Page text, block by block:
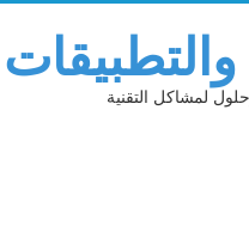
لمشاكل التقنية